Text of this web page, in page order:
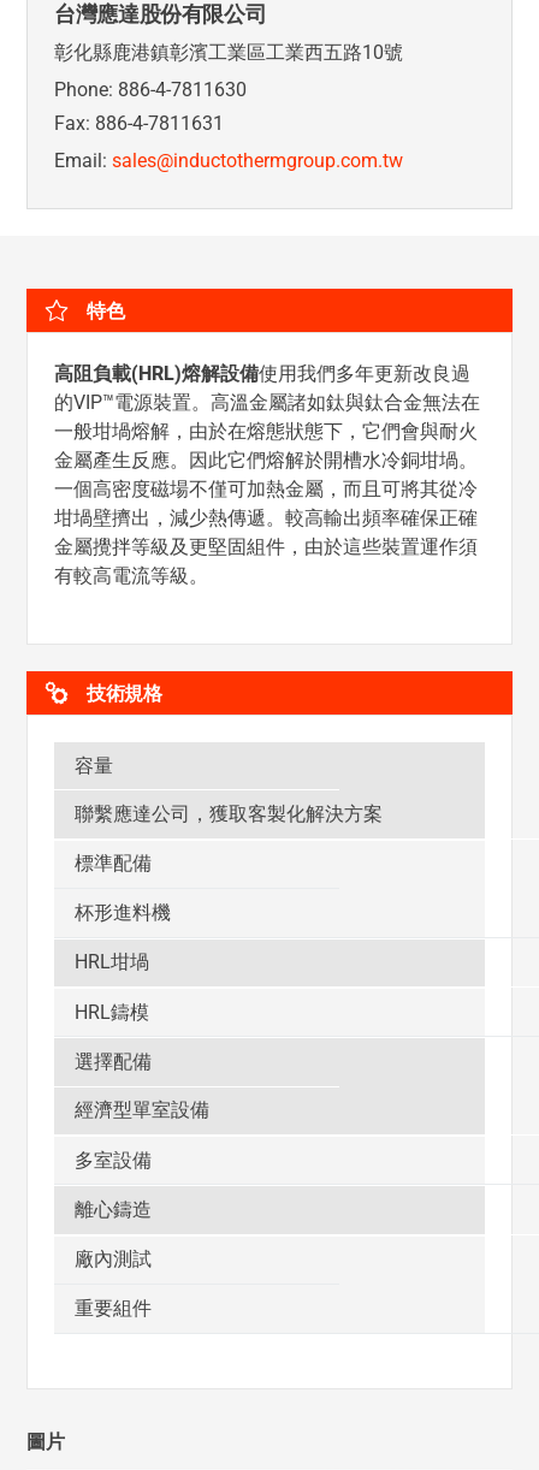
台灣應達股份有限公司
彰化縣鹿港鎮彰濱工業區工業西五路10號
Phone: 886-4-7811630
Fax: 886-4-7811631
Email: sales@inductothermgroup.com.tw
特色
高阻負載(HRL)熔解設備使用我們多年更新改良過
的VIP™電源裝置。高溫金屬諸如鈦與鈦合金無法在
一般坩堝熔解，由於在熔態狀態下，它們會與耐火
金屬產生反應。因此它們熔解於開槽水冷銅坩堝。
一個高密度磁場不僅可加熱金屬，而且可將其從冷
坩堝壁擠出，減少熱傳遞。較高輸出頻率確保正確
金屬攪拌等級及更堅固組件，由於這些裝置運作須
有較高電流等級。
技術規格
容量
聯繫應達公司，獲取客製化解決方案
標準配備
杯形進料機
HRL坩堝
HRL鑄模
選擇配備
經濟型單室設備
多室設備
離心鑄造
廠內測試
重要組件
圖片